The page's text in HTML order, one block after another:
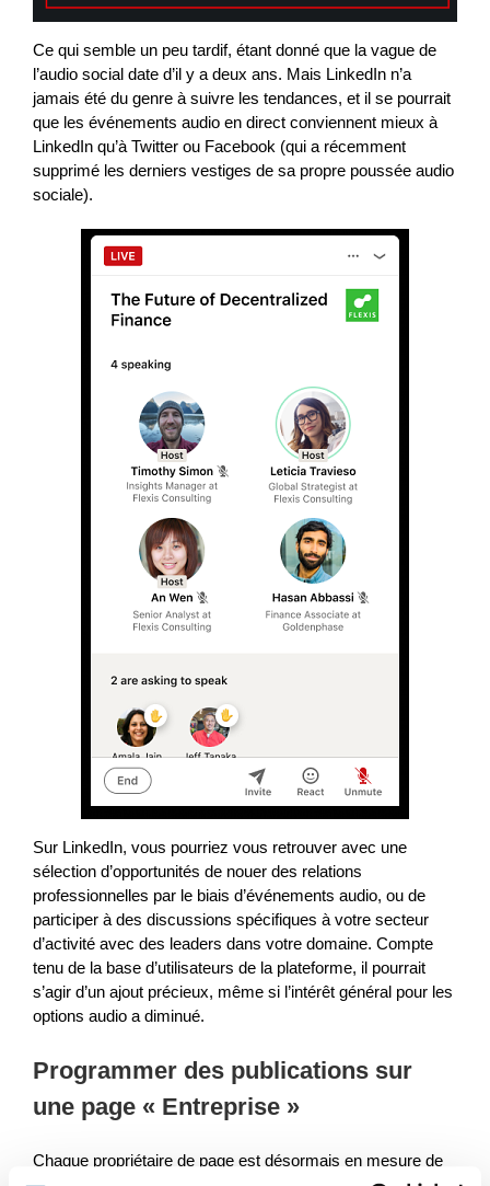
Ce qui semble un peu tardif, étant donné que la vague de
l’audio social date d’il y a deux ans. Mais LinkedIn n’a
jamais été du genre à suivre les tendances, et il se pourrait
que les événements audio en direct conviennent mieux à
LinkedIn qu’à Twitter ou Facebook (qui a récemment
supprimé les derniers vestiges de sa propre poussée audio
sociale).
Sur LinkedIn, vous pourriez vous retrouver avec une
sélection d’opportunités de nouer des relations
professionnelles par le biais d’événements audio, ou de
participer à des discussions spécifiques à votre secteur
d’activité avec des leaders dans votre domaine. Compte
tenu de la base d’utilisateurs de la plateforme, il pourrait
s’agir d’un ajout précieux, même si l’intérêt général pour les
options audio a diminué.
Programmer des publications sur
une page « Entreprise »
Chaque propriétaire de page est désormais en mesure de